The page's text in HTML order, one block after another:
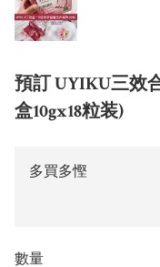
預訂 UYIKU三效
盒10gx18粒装)
多買多慳
數量